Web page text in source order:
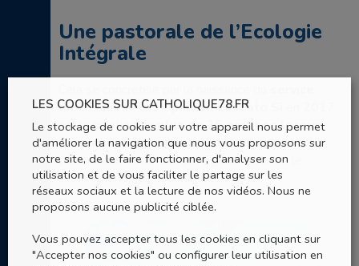
Une pastorale de l’Ecologie
Intégrale
diocésain de la Pépinière Laudato Si
par la création de plus de 25 groupes locaux
paroissiaux ou communautaires, en lien avec
l’association œcuménique Eglise Verte ou le
Mouvement international Laudato Si’.
Par le
LES COOKIES SUR CATHOLIQUE78.FR
Le stockage de cookies sur votre appareil nous permet
d'améliorer la navigation que nous vous proposons sur
notre site, de le faire fonctionner, d'analyser son
utilisation et de vous faciliter le partage sur les
réseaux sociaux et la lecture de nos vidéos. Nous ne
proposons aucune publicité ciblée.
Vous pouvez accepter tous les cookies en cliquant sur
"Accepter nos cookies" ou configurer leur utilisation en